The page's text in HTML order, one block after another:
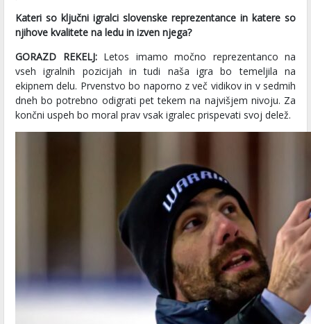
Kateri so ključni igralci slovenske reprezentance in katere so
njihove kvalitete na ledu in izven njega?
GORAZD REKELJ:Letos imamo močno reprezentanco na
vseh igralnih pozicijah in tudi naša igra bo temeljila na
ekipnem delu. Prvenstvo bo naporno z več vidikov in v sedmih
dneh bo potrebno odigrati pet tekem na najvišjem nivoju. Za
končni uspeh bo moral prav vsak igralec prispevati svoj delež.